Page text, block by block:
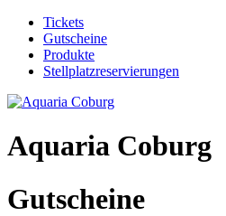
Tickets
Gutscheine
Produkte
Stellplatzreservierungen
Aquaria Coburg
Gutscheine